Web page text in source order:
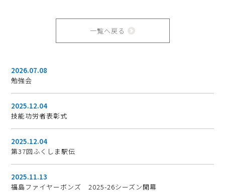
一覧へ戻る
2026.07.08
勉強会
2025.12.04
技能功労者表彰式
2025.12.04
第37回ふくしま駅伝
2025.11.13
福島ファイヤーボンズ 2025-26シーズン開幕